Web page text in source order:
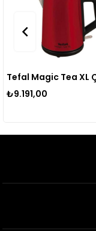
₺9.191,00